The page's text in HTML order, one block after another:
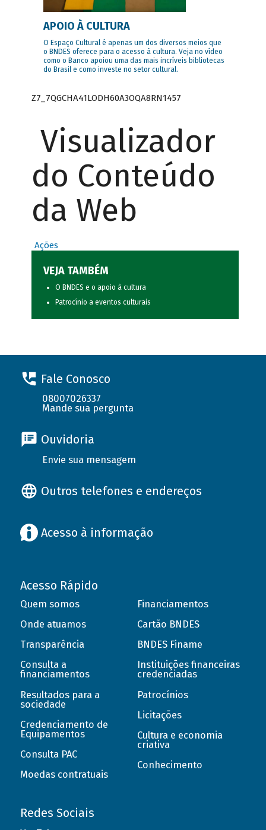
APOIO À CULTURA
O Espaço Cultural é apenas um dos diversos meios que
o BNDES oferece para o acesso à cultura. Veja no vídeo
como o Banco apoiou uma das mais incríveis bibliotecas
do Brasil e como investe no setor cultural.
Z7_7QGCHA41LODH60A3OQA8RN1457
Visualizador
do Conteúdo
da Web
Ações
VEJA TAMBÉM
O BNDES e o apoio à cultura
Patrocínio a eventos culturais
Fale Conosco
08007026337
Mande sua pergunta
Ouvidoria
Envie sua mensagem
Outros telefones e endereços
Acesso à informação
Acesso Rápido
Quem somos
Onde atuamos
Transparência
Consulta a
financiamentos
Resultados para a
sociedade
Credenciamento de
Equipamentos
Consulta PAC
Moedas contratuais
Financiamentos
Cartão BNDES
BNDES Finame
Instituições financeiras
credenciadas
Patrocínios
Licitações
Cultura e economia
criativa
Conhecimento
Redes Sociais